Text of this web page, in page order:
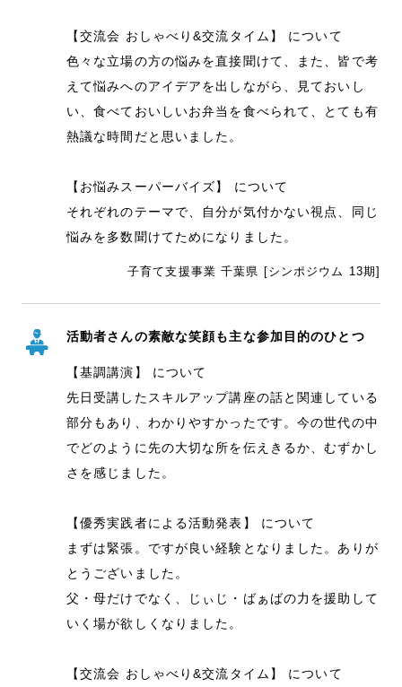
【交流会 おしゃべり&交流タイム】 について
色々な立場の方の悩みを直接聞けて、また、皆で考
えて悩みへのアイデアを出しながら、見ておいし
い、食べておいしいお弁当を食べられて、とても有
熱議な時間だと思いました。
【お悩みスーパーバイズ】 について
それぞれのテーマで、自分が気付かない視点、同じ
悩みを多数聞けてためになりました。
子育て支援事業 千葉県 [シンポジウム 13期]
活動者さんの素敵な笑顔も主な参加目的のひとつ
【基調講演】 について
先日受講したスキルアップ講座の話と関連している
部分もあり、わかりやすかったです。今の世代の中
でどのように先の大切な所を伝えきるか、むずかし
さを感じました。
【優秀実践者による活動発表】 について
まずは緊張。ですが良い経験となりました。ありが
とうございました。
父・母だけでなく、じぃじ・ばぁばの力を援助して
いく場が欲しくなりました。
【交流会 おしゃべり&交流タイム】 について